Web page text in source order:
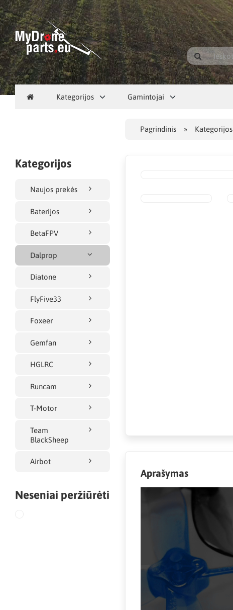
Kategorijos Gamintojai
Kategorijos
Naujos prekės
Baterijos
BetaFPV
Dalprop
Diatone
FlyFive33
Foxeer
Gemfan
HGLRC
Runcam
T-Motor
Team
BlackSheep
Airbot
Neseniai peržiūrėti
Pagrindinis Kategorijos
Aprašymas